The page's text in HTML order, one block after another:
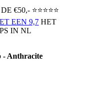
€50,-​ ⭐⭐⭐⭐⭐
EEN 9,7 HET
IN NL
- Anthracite